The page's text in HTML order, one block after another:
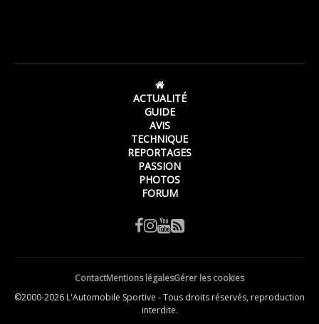
ACTUALITÉ
GUIDE
AVIS
TECHNIQUE
REPORTAGES
PASSION
PHOTOS
FORUM
ContactMentions légalesGérer les cookies
©2000-2026 L'Automobile Sportive - Tous droits réservés, reproduction
interdite.